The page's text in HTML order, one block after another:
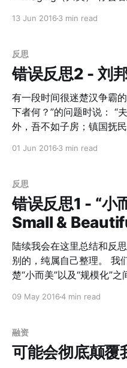
Editing编辑。他们都需要做： > 1. Simplify（简
Clarify（澄清） 3. Allocate Resources（分配资源） 4.
Ensure Consistent Voice（统一声
权托管） 所以，我们是不是每一天简化的内容比之前更少
了呢？如果没有，我们的
到，“Most people will
13 Jun 2016 3 min read
反思
错误反思2 - 刘
有一段时间很迷楚汉争霸
下者何？”的问题时说： “夫运筹帷幄之中，决胜千里之
外，吾不如子房；镇国抚
比利时的路易斯卡夫曼写
到死》。创业和打天下一
是不要求你什么方面都比
超强的队伍，每个人发挥
有人会说，创业团队，每
情么？如果从交易成本和价值
个人熟悉的领域完全一致
集会变大，但是交易成本
员，应该和张良、萧何、
集，
01 Jun 2016 3 min read
反思
错误反思1 - “小
Small &
陆续我会在这里总结和反
别的，纯属自己整理。 我们犯过的第一个错误是没有想清
楚“小而美”以及“规模化”
换。这里首先需要想明白
卖给高端人物的钓鱼工具
来。即便走烧钱的规模化
如果你的市场规模最多也
09 May 20164 min read
融资
可能会彻底颠覆